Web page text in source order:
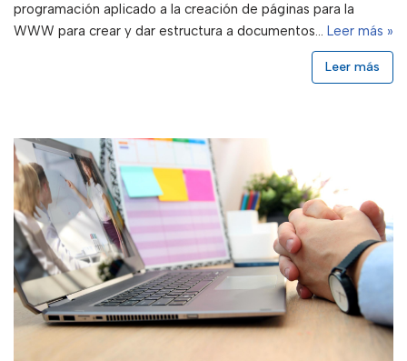
programación aplicado a la creación de páginas para la
WWW para crear y dar estructura a documentos… Leer más »
Leer más